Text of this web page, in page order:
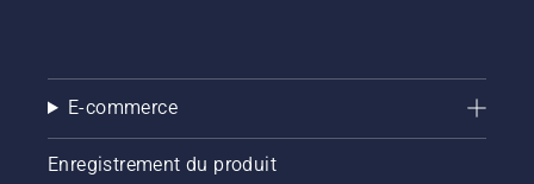
E-commerce
Enregistrement du produit